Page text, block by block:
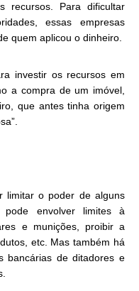
recursos. Para dificultar
essas empresas
quem aplicou o dinheiro.
investir os recursos em
a compra de um imóvel,
que antes tinha origem
limitar o poder de alguns
envolver limites à
e munições, proibir a
etc. Mas também há
bancárias de ditadores e